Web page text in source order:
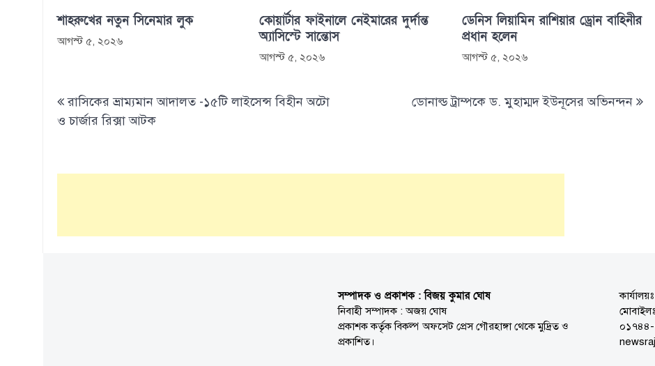
শাহরুখের নতুন সিনেমার লুক
আগস্ট ৫, ২০২৬
কোয়ার্টার ফাইনালে নেইমারের দুর্দান্ত
অ্যাসিস্টে সান্তোস
আগস্ট ৫, ২০২৬
ডেনিস লিয়ামিন রাশিয়ার ড্রোন বাহিনীর
প্রধান হলেন
আগস্ট ৫, ২০২৬
Post
navigation
রাসিকের ভ্রাম্যমান আদালত -১৫টি লাইসেন্স বিহীন অটো
ও চার্জার রিক্সা আটক
ডোনাল্ড ট্রাম্পকে ড. মুহাম্মদ ইউনূসের অভিনন্দন
সম্পাদক ও প্রকাশক : বিজয় কুমার ঘোষ
নিবাহী সম্পাদক : অজয় ঘোষ
প্রকাশক কর্তৃক বিকল্প অফসেট প্রেস গৌরহাঙ্গা থেকে মুদ্রিত ও
প্রকাশিত।